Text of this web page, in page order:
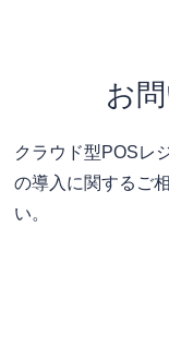
お
クラウド型POSレ
の導入に関するご
い。